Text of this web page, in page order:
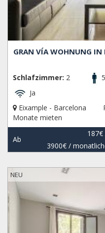
GRAN VÍA WOHNUNG IN
Schlafzimmer: 2 5
Ja
Eixample - Barcelona
Monate mieten
Ab
187€
3900€/
NEU